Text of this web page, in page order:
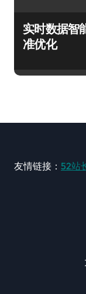
实时数据智
准优化
友情链接： 52站